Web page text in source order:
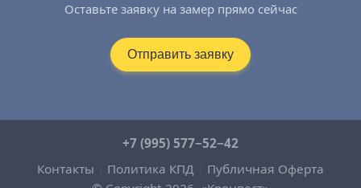
Оставьте заявку на замер прямо сейчас
Отправить заявку
+7 (995) 577−52−42
Контакты
Политика КПД Публичная Оферта